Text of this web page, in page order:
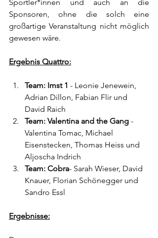
Sportler*innen und auch an die
Sponsoren, ohne die solch eine
großartige Veranstaltung nicht möglich
gewesen wäre.
Ergebnis Quattro:
Team: Imst 1 - Leonie Jenewein,
Adrian Dillon, Fabian Flir und
David Raich
Team: Valentina and the Gang -
Valentina Tomac, Michael
Eisenstecken, Thomas Heiss und
Aljoscha Indrich
Team: Cobra- Sarah Wieser, David
Knauer, Florian Schönegger und
Sandro Essl
Ergebnisse: